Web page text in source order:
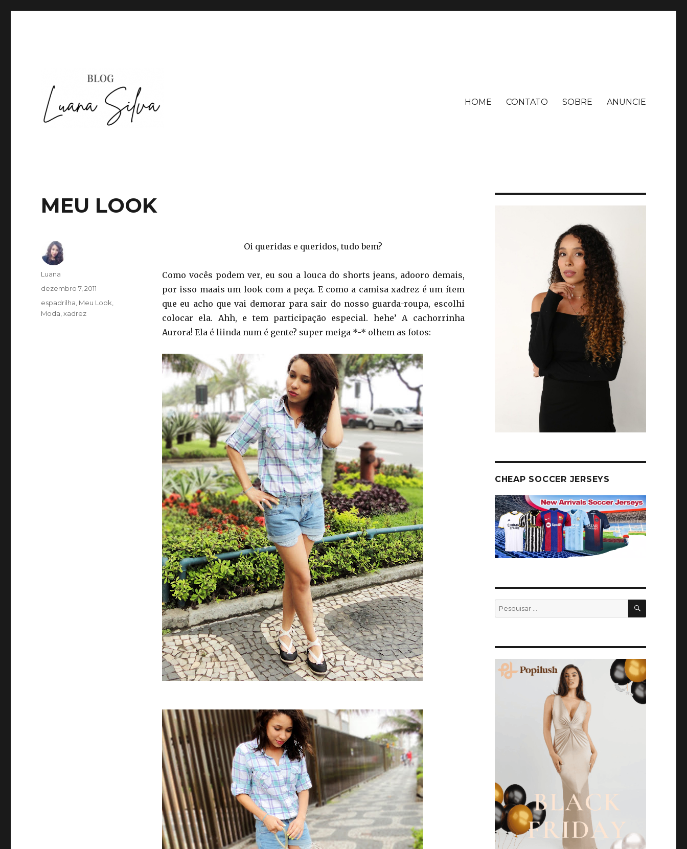
HOME CONTATO SOBRE ANUNCIE
MEU LOOK
Oi queridas e queridos, tudo bem?
Como vocês podem ver, eu sou a louca do shorts jeans, adooro demais,
por isso maais um look com a peça. E como a camisa xadrez é um ítem
que eu acho que vai demorar para sair do nosso guarda-roupa, escolhi
colocar ela. Ahh, e tem participação especial. hehe’ A cachorrinha
Aurora! Ela é liinda num é gente? super meiga *-* olhem as fotos:
Autor
Luana
Publicado
dezembro 7, 2011
Categorias
espadrilha Meu Look
Moda ,xadrez
CHEAP SOCCER JERSEYS
Pesquisar
por: